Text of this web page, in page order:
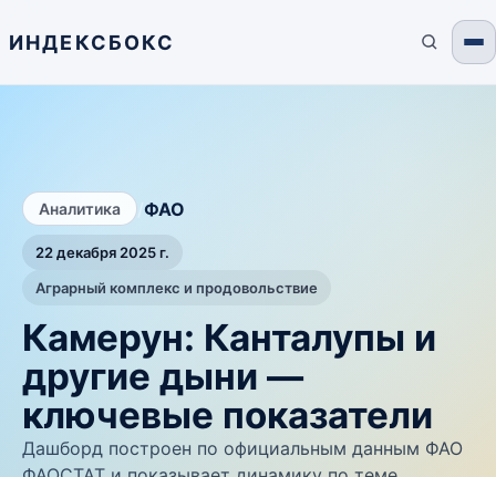
ИНДЕКСБОКС
Аналитика ФАО
22 декабря 2025 г.
Аграрный комплекс и продовольствие
Камерун: Канталупы и
другие дыни —
ключевые показатели
Дашборд построен по официальным данным ФАО